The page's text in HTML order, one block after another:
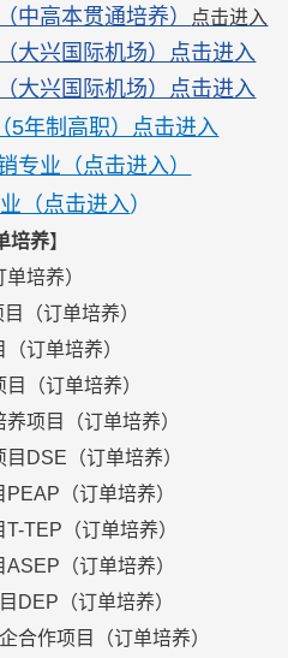
中高本贯通培养） 点击进入
大兴国际机场）点击进入
大兴国际机场）点击进入
5年制高职）点击进入
专业（点击进入）
（点击进入）
培养】
培养）
（订单培养）
订单培养）
（订单培养）
项目（订单培养）
DSE（订单培养）
（订单培养）
TEP（订单培养）
（订单培养）
DEP（订单培养）
合作项目（订单培养）